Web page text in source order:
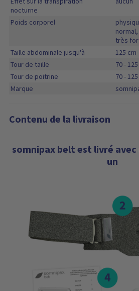
nocturne
Poids corporel
très
Taille abdominale jusqu'à
125 cm
Tour de taille
70 -
Tour de poitrine
70 -
Marque
Contenu de la livraison
somnipax belt est livré
un